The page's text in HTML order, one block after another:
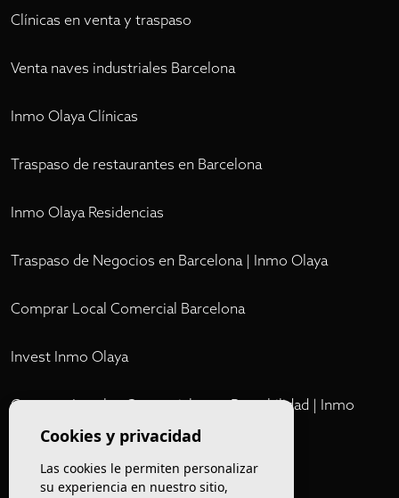
Clínicas en venta y traspaso
Venta naves industriales Barcelona
Inmo Olaya Clínicas
Traspaso de restaurantes en Barcelona
Inmo Olaya Residencias
Traspaso de Negocios en Barcelona | Inmo Olaya
Comprar Local Comercial Barcelona
Invest Inmo Olaya
Comprar Locales Comerciales en Rentabilidad | Inmo
OlayaCookies y privacidad
Las cookies le permiten personalizar
su experiencia en nuestro sitio,